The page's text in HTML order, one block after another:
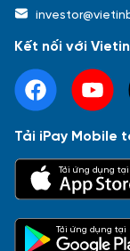
Báo cáo tài
Kết nối với
Tải iPay Mobile
Tải ứng dụng tại
Tải ứng dụng tại